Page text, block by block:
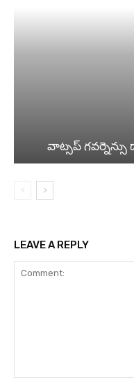
వాట్సప్
LEAVE A REPLY